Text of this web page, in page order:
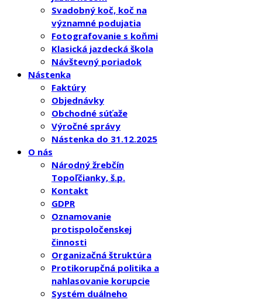
Svadobný koč, koč na
významné podujatia
Fotografovanie s koňmi
Klasická jazdecká škola
Návštevný poriadok
Nástenka
Faktúry
Objednávky
Obchodné súťaže
Výročné správy
Nástenka do 31.12.2025
O nás
Národný žrebčín
Topoľčianky, š.p.
Kontakt
GDPR
Oznamovanie
protispoločenskej
činnosti
Organizačná štruktúra
Protikorupčná politika a
nahlasovanie korupcie
Systém duálneho